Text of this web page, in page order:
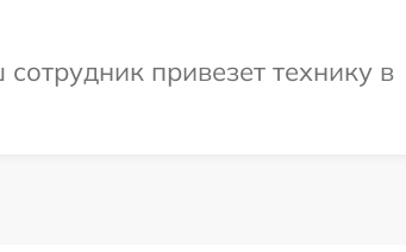
привезет технику в